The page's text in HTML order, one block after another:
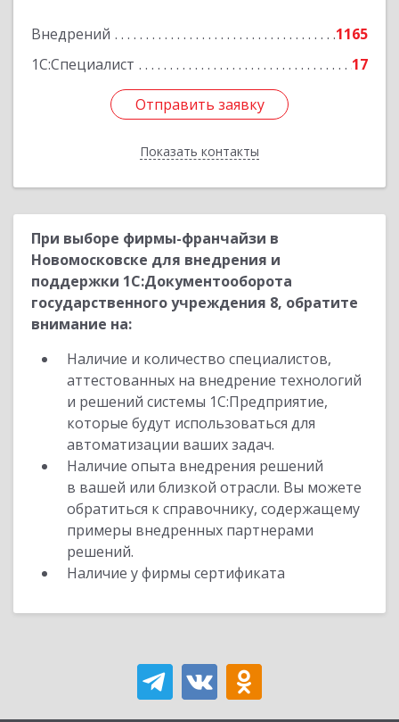
Внедрений
1165
1С:Специалист
17
Отправить заявку
Показать контакты
Отправить заявку
Назад
При выборе фирмы-франчайзи в
Новомосковске для внедрения и
поддержки 1С:Документооборота
государственного учреждения 8, обратите
внимание на:
Наличие и количество специалистов,
аттестованных на внедрение технологий
и решений системы 1С:Предприятие,
которые будут использоваться для
автоматизации ваших задач.
Наличие опыта внедрения решений
в вашей или близкой отрасли. Вы можете
обратиться к справочнику, содержащему
примеры внедренных партнерами
решений.
Наличие у фирмы сертификата